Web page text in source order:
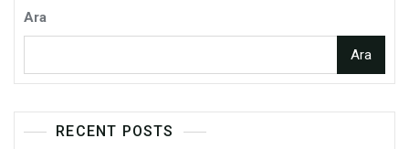
Ara
Ara
RECENT POSTS